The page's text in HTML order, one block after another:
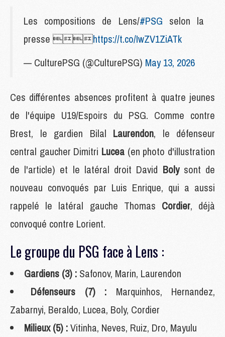
Les compositions de Lens/#PSG selon la
presse https://t.co/IwZV1ZiATk
— CulturePSG (@CulturePSG) May 13, 2026
Ces différentes absences profitent à quatre jeunes
de l'équipe U19/Espoirs du PSG. Comme contre
Brest, le gardien Bilal Laurendon, le défenseur
central gaucher Dimitri Lucea (en photo d'illustration
de l'article) et le latéral droit David Boly sont de
nouveau convoqués par Luis Enrique, qui a aussi
rappelé le latéral gauche Thomas Cordier, déjà
convoqué contre Lorient.
Le groupe du PSG face à Lens :
Gardiens (3) : Safonov, Marin, Laurendon
Défenseurs (7) : Marquinhos, Hernandez,
Zabarnyi, Beraldo, Lucea, Boly, Cordier
Milieux (5) :Vitinha, Neves, Ruiz, Dro, Mayulu